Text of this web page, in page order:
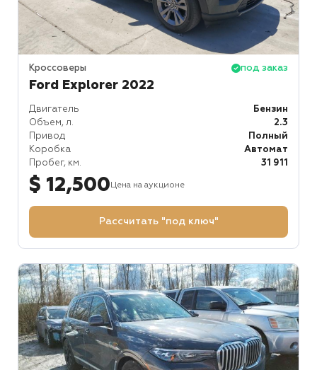
Кроссоверы под заказ
Ford Explorer 2022
Двигатель
Бензин
Объем, л.
2.3
Привод
Полный
Коробка
Автомат
Пробег, км.
31 911
$ 12,500 Цена на аукционе
Рассчитать "под ключ"